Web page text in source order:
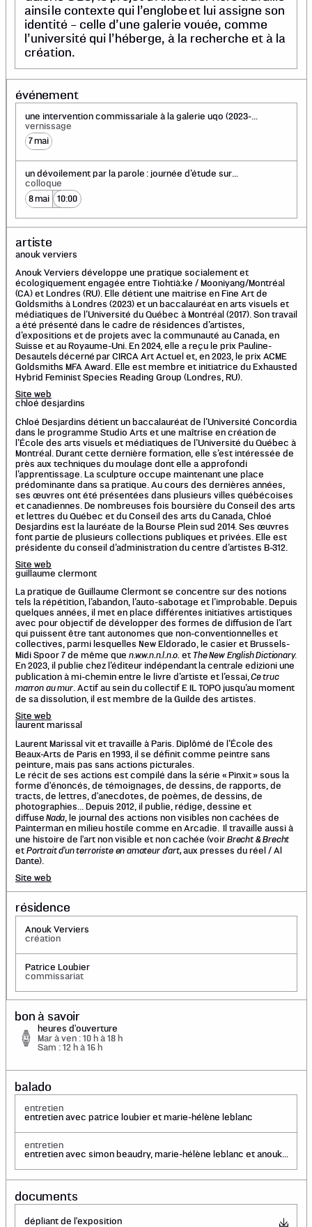
ainsi le contexte qui l’englobe et lui assigne son
identité – celle d’une galerie vouée, comme
l’université qui l’héberge, à la recherche et à la
création.
événement
une intervention commissariale à la galerie uqo (2023-
2025) : dévoilement
7 mai
vernissage
un dévoilement par la parole : journée d’étude sur
l’intervention commissariale de patrice loubier à la
galerie uqo
8 mai
10:00
colloque
artiste
anouk verviers
Anouk Verviers développe une pratique socialement et
écologiquement engagée entre Tiohtià:ke / Mooniyang/Montréal
(CA) et Londres (RU). Elle détient une maitrise en Fine Art de
Goldsmiths à Londres (2023) et un baccalauréat en arts visuels et
médiatiques de l’Université du Québec à Montréal (2017). Son travail
a été présenté dans le cadre de résidences d’artistes,
d’expositions et de projets avec la communauté au Canada, en
Suisse et au Royaume-Uni. En 2024, elle a reçu le prix Pauline-
Desautels décerné par CIRCA Art Actuel et, en 2023, le prix ACME
Goldsmiths MFA Award. Elle est membre et initiatrice du Exhausted
Hybrid Feminist Species Reading Group (Londres, RU).
Site web
chloé desjardins
Chloé Desjardins détient un baccalauréat de l’Université Concordia
dans le programme Studio Arts et une maîtrise en création de
l’École des arts visuels et médiatiques de l’Université du Québec à
Montréal. Durant cette dernière formation, elle s’est intéressée de
près aux techniques du moulage dont elle a approfondi
l’apprentissage. La sculpture occupe maintenant une place
prédominante dans sa pratique. Au cours des dernières années,
ses œuvres ont été présentées dans plusieurs villes québécoises
et canadiennes. De nombreuses fois boursière du Conseil des arts
et lettres du Québec et du Conseil des arts du Canada, Chloé
Desjardins est la lauréate de la Bourse Plein sud 2014. Ses œuvres
font partie de plusieurs collections publiques et privées. Elle est
présidente du conseil d’administration du centre d’artistes B-312.
Site web
guillaume clermont
La pratique de Guillaume Clermont se concentre sur des notions
tels la répétition, l’abandon, l’auto-sabotage et l’improbable. Depuis
quelques années, il met en place différentes initiatives artistiques
avec pour objectif de développer des formes de diffusion de l’art
qui puissent être tant autonomes que non-conventionnelles et
collectives, parmi lesquelles New Eldorado, le casier et Brussels-
Midi Spoor 7 de même que n.w.w.n.n.l.n.o. et The New English Dictionary.
En 2023, il publie chez l’éditeur indépendant la centrale edizioni une
publication à mi-chemin entre le livre d’artiste et l’essai,Ce truc
marron au mur. Actif au sein du collectif E IL TOPO jusqu’au moment
de sa dissolution, il est membre de la Guilde des artistes.
Site web
laurent marissal
Laurent Marissal vit et travaille à Paris. Diplômé de l’École des
Beaux-Arts de Paris en 1993, il se définit comme peintre sans
peinture, mais pas sans actions picturales.
Le récit de ses actions est compilé dans la série « Pinxit » sous la
forme d'énoncés, de témoignages, de dessins, de rapports, de
tracts, de lettres, d'anecdotes, de poèmes, de dessins, de
photographies... Depuis 2012, il publie, rédige, dessine et
diffuse Nada , le journal des actions non visibles non cachées de
Painterman en milieu hostile comme en Arcadie. Il travaille aussi à
une histoire de l'art non visible et non cachée (voir Brecht & Brecht
et Portrait d'un terroriste en amateur d'art, aux presses du réel / Al
Dante).
Site web
résidence
Anouk Verviers
création
Patrice Loubier
commissariat
bon à savoir
heures d'ouverture
Mar à ven : 10 h à 18 h
Sam : 12 h à 16 h
balado
entretien
entretien avec patrice loubier et marie-hélène leblanc
entretien
entretien avec simon beaudry, marie-hélène leblanc et anouk
documents
dépliant de l'exposition